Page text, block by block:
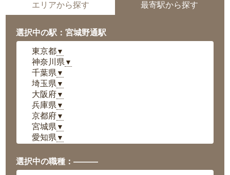
エリアから探す 最寄駅から探す
選択中の駅：宮城野通駅
東京都▼
神奈川県 ▼
千葉県 ▼
埼玉県 ▼
大阪府▼
兵庫県 ▼
京都府▼
宮城県 ▼
愛知県 ▼
岡山県▼
広島県▼
選択中の職種：———